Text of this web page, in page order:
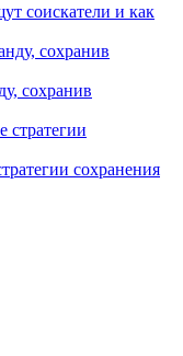
соискатели и как
сохранив
сохранения